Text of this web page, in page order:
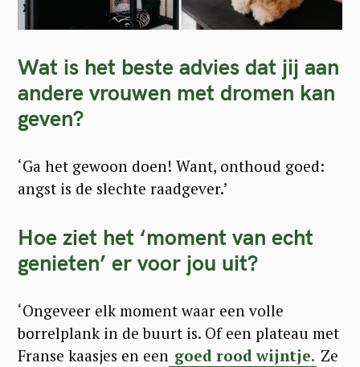
Wat is het beste advies dat jij aan
andere vrouwen met dromen kan
geven?
‘Ga het gewoon doen! Want, onthoud goed:
angst is de slechte raadgever.’
Hoe ziet het ‘moment van echt
genieten’ er voor jou uit?
‘Ongeveer elk moment waar een volle
borrelplank in de buurt is. Of een plateau met
Franse kaasjes en een goed rood wijntje. Ze